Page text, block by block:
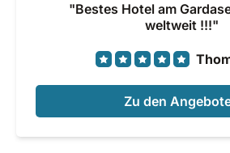
Bestes Hotel am
weltweit !!!
Zu den